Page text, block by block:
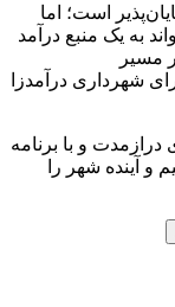
است؛ اما
به یک منبع درآمد
مسیر
شهرداری درآمدزا
درازمدت و با برنامه
و آینده شهر را